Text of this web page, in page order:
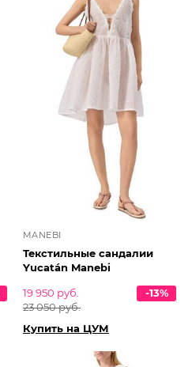
MANEBI
Текстильные сандалии
Yucatán Manebi
19 950 руб.
23 050 руб.
-13%
Купить на ЦУМ